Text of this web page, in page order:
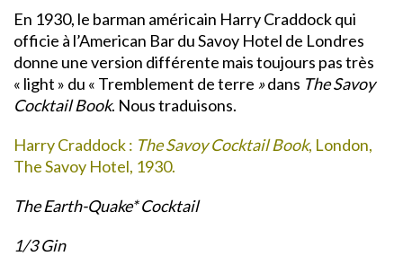
En 1930, le barman américain Harry Craddock qui
officie à l’American Bar du Savoy Hotel de Londres
donne une version différente mais toujours pas très
« light » du « Tremblement de terre »dans The Savoy
Cocktail Book. Nous traduisons.
Harry Craddock : The Savoy Cocktail Book, London,
The Savoy Hotel, 1930.
The Earth-Quake* Cocktail
1/3 Gin